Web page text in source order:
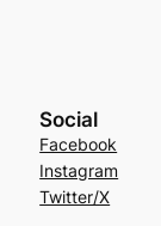
Social
Facebook
Instagram
Twitter/X